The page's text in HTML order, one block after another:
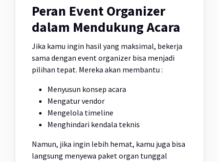
Peran Event Organizer
dalam Mendukung Acara
Jika kamu ingin hasil yang maksimal, bekerja
sama dengan event organizer bisa menjadi
pilihan tepat. Mereka akan membantu :
Menyusun konsep acara
Mengatur vendor
Mengelola timeline
Menghindari kendala teknis
Namun, jika ingin lebih hemat, kamu juga bisa
langsung menyewa paket organ tunggal